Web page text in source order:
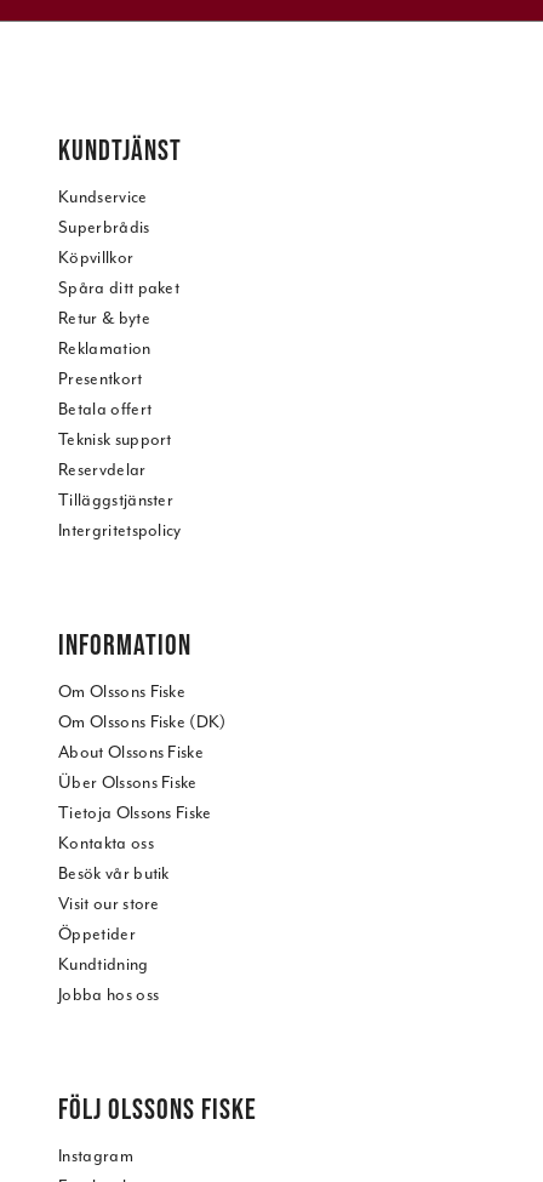
KUNDTJÄNST
Kundservice
Superbrådis
Köpvillkor
Spåra ditt paket
Retur & byte
Reklamation
Presentkort
Betala offert
Teknisk support
Reservdelar
Tilläggstjänster
Intergritetspolicy
INFORMATION
Om Olssons Fiske
Om Olssons Fiske (DK)
About Olssons Fiske
Über Olssons Fiske
Tietoja Olssons Fiske
Kontakta oss
Besök vår butik
Visit our store
Öppetider
Kundtidning
Jobba hos oss
FÖLJ OLSSONS FISKE
Instagram